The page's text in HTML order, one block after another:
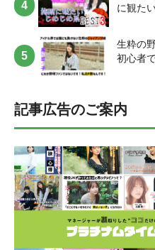
に観た
生粋の
初心者
記事広告のご案内